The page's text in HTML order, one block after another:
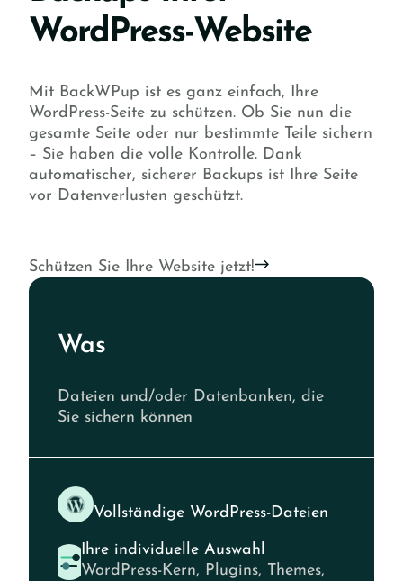
WordPress-Website
Mit BackWPup ist es ganz einfach, Ihre
WordPress-Seite zu schützen. Ob Sie nun die
gesamte Seite oder nur bestimmte Teile sichern
– Sie haben die volle Kontrolle. Dank
automatischer, sicherer Backups ist Ihre Seite
vor Datenverlusten geschützt.
Schützen Sie Ihre Website jetzt!
Was
Dateien und/oder Datenbanken, die
Sie sichern können
Vollständige WordPress-Dateien
Ihre individuelle Auswahl
WordPress-Kern, Plugins, Themes,